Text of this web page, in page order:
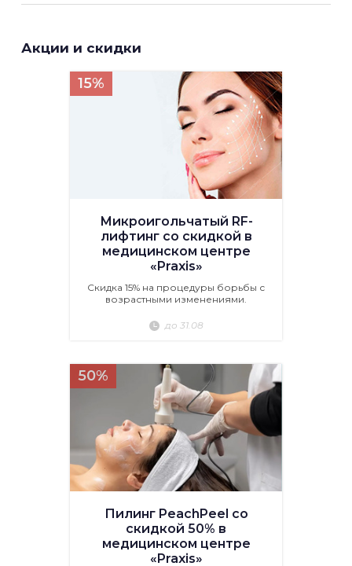
Акции и скидки
15%
Микроигольчатый RF-
лифтинг со скидкой в
медицинском центре
«Praxis»
Скидка 15% на процедуры борьбы с
возрастными изменениями.
до 31.08
50%
Пилинг PeachPeel со
скидкой 50% в
медицинском центре
«Praxis»